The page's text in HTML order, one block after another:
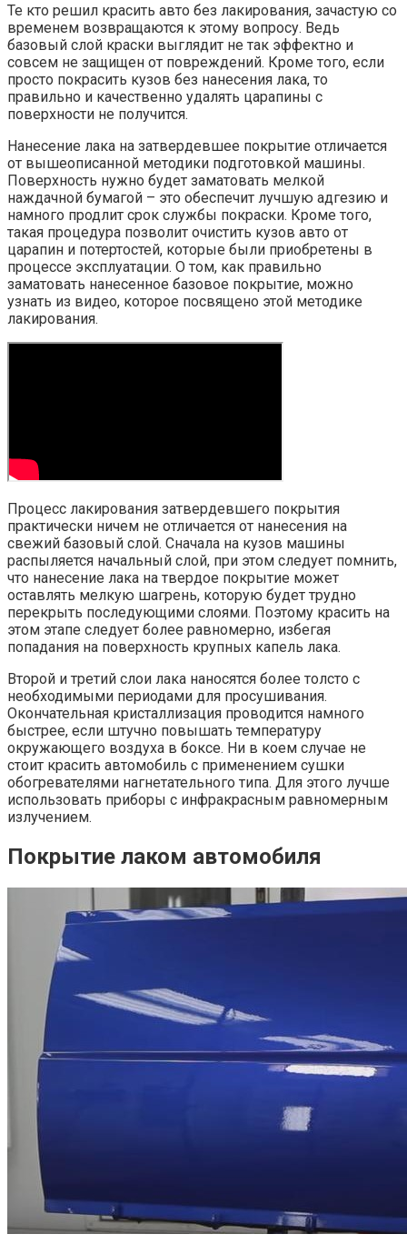
Те кто решил красить авто без лакирования, зачастую со
временем возвращаются к этому вопросу. Ведь
базовый слой краски выглядит не так эффектно и
совсем не защищен от повреждений. Кроме того, если
просто покрасить кузов без нанесения лака, то
правильно и качественно удалять царапины с
поверхности не получится.
Нанесение лака на затвердевшее покрытие отличается
от вышеописанной методики подготовкой машины.
Поверхность нужно будет заматовать мелкой
наждачной бумагой – это обеспечит лучшую адгезию и
намного продлит срок службы покраски. Кроме того,
такая процедура позволит очистить кузов авто от
царапин и потертостей, которые были приобретены в
процессе эксплуатации. О том, как правильно
заматовать нанесенное базовое покрытие, можно
узнать из видео, которое посвящено этой методике
лакирования.
Процесс лакирования затвердевшего покрытия
практически ничем не отличается от нанесения на
свежий базовый слой. Сначала на кузов машины
распыляется начальный слой, при этом следует помнить,
что нанесение лака на твердое покрытие может
оставлять мелкую шагрень, которую будет трудно
перекрыть последующими слоями. Поэтому красить на
этом этапе следует более равномерно, избегая
попадания на поверхность крупных капель лака.
Второй и третий слои лака наносятся более толсто с
необходимыми периодами для просушивания.
Окончательная кристаллизация проводится намного
быстрее, если штучно повышать температуру
окружающего воздуха в боксе. Ни в коем случае не
стоит красить автомобиль с применением сушки
обогревателями нагнетательного типа. Для этого лучше
использовать приборы с инфракрасным равномерным
излучением.
Покрытие лаком автомобиля